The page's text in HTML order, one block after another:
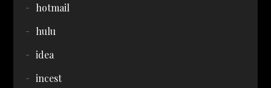
hotmail
hulu
idea
incest